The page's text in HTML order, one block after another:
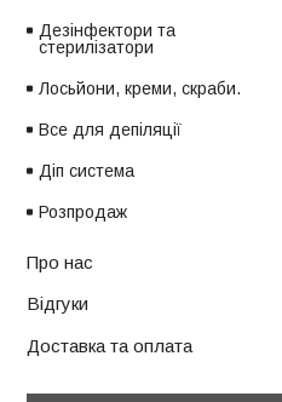
Дезінфектори та
стерилізатори
Лосьйони, креми, скраби.
Все для депіляції
Діп система
Розпродаж
Про нас
Відгуки
Доставка та оплата